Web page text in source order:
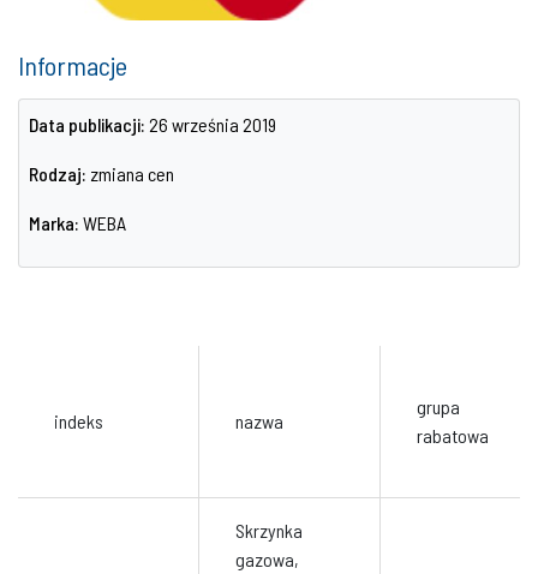
Informacje
Data publikacji: 26 września 2019
Rodzaj: zmiana cen
Marka: WEBA
indeks nazwa
grupa
rabatowa
Skrzynka
gazowa,